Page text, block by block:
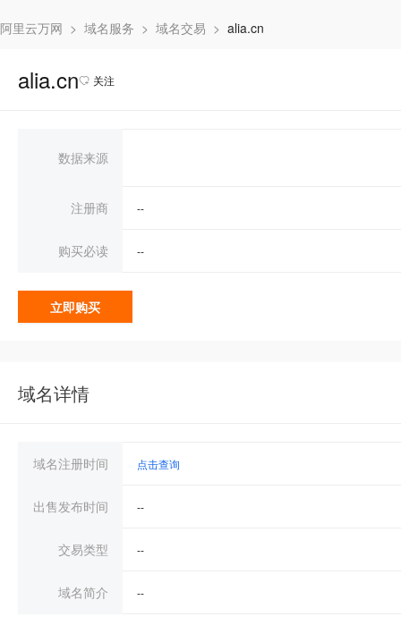
阿里云万网 > 域名服务 > 域名交易 > alia.cn
alia.cn 关注
数据来源
注册商 --
购买必读 --
立即购买
域名详情
域名注册时间 点击查询
出售发布时间 --
交易类型 --
域名简介 --